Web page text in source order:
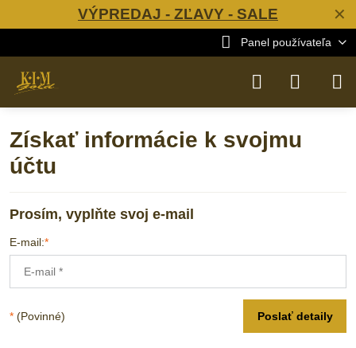
✕
VÝPREDAJ - ZĽAVY - SALE
Panel používateľa
Získať informácie k svojmu
účtu
Prosím, vyplňte svoj e-mail
E-mail:*
* (Povinné) Poslať detaily